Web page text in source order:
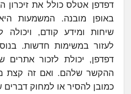
באופן מובנה. המשמעות
שיחות ומידע קודם,
לעזור במשימות חדשות.
דפדפן, יכולת לזכור
ההקשר שלהם. ואם זה קצת
כמובן להסיר או למחוק דברים